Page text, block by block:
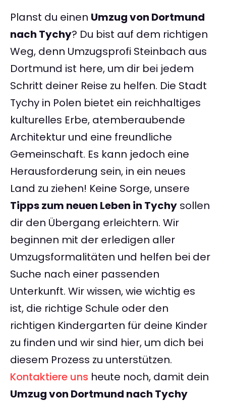
Planst du einen Umzug von Dortmund
nach Tychy? Du bist auf dem richtigen
Weg, denn Umzugsprofi Steinbach aus
Dortmund ist here, um dir bei jedem
Schritt deiner Reise zu helfen. Die Stadt
Tychy in Polen bietet ein reichhaltiges
kulturelles Erbe, atemberaubende
Architektur und eine freundliche
Gemeinschaft. Es kann jedoch eine
Herausforderung sein, in ein neues
Land zu ziehen! Keine Sorge, unsere
Tipps zum neuen Leben in Tychy sollen
dir den Übergang erleichtern. Wir
beginnen mit der erledigen aller
Umzugsformalitäten und helfen bei der
Suche nach einer passenden
Unterkunft. Wir wissen, wie wichtig es
ist, die richtige Schule oder den
richtigen Kindergarten für deine Kinder
zu finden und wir sind hier, um dich bei
diesem Prozess zu unterstützen.
Kontaktiere uns heute noch, damit dein
Umzug von Dortmund nach Tychy